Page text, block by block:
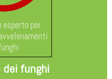
esperto per
dei funghi